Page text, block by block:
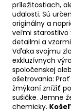
príležitostiach,
udalosti. Sú
originálny a
veľmi starostlivo
detailmi a
Vďaka svojmu
exkluzívnych
spoločenskej
ošetrovania:
žmýkaní znížiť
sušičke. Jemne
chemicky.